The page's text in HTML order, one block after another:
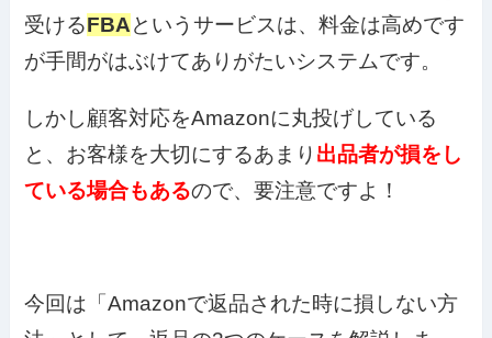
受けるFBAというサービスは、料金は高めです
が手間がはぶけてありがたいシステムです。
しかし顧客対応をAmazonに丸投げしている
と、お客様を大切にするあまり 出品者が損をし
ている場合もあるので、要注意ですよ！
今回は「Amazonで返品された時に損しない方